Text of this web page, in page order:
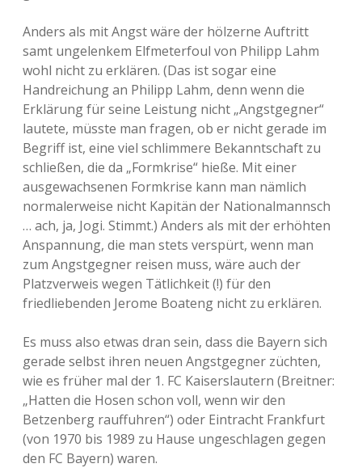
Anders als mit Angst wäre der hölzerne Auftritt
samt ungelenkem Elfmeterfoul von Philipp Lahm
wohl nicht zu erklären. (Das ist sogar eine
Handreichung an Philipp Lahm, denn wenn die
Erklärung für seine Leistung nicht „Angstgegner“
lautete, müsste man fragen, ob er nicht gerade im
Begriff ist, eine viel schlimmere Bekanntschaft zu
schließen, die da „Formkrise“ hieße. Mit einer
ausgewachsenen Formkrise kann man nämlich
normalerweise nicht Kapitän der Nationalmannsch
… ach, ja, Jogi. Stimmt.) Anders als mit der erhöhten
Anspannung, die man stets verspürt, wenn man
zum Angstgegner reisen muss, wäre auch der
Platzverweis wegen Tätlichkeit (!) für den
friedliebenden Jerome Boateng nicht zu erklären.
Es muss also etwas dran sein, dass die Bayern sich
gerade selbst ihren neuen Angstgegner züchten,
wie es früher mal der 1. FC Kaiserslautern (Breitner:
„Hatten die Hosen schon voll, wenn wir den
Betzenberg rauffuhren“) oder Eintracht Frankfurt
(von 1970 bis 1989 zu Hause ungeschlagen gegen
den FC Bayern) waren.